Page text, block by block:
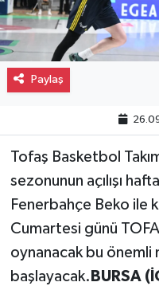
Paylaş
Tofaş Basketbol
sezonunun açılışı
Fenerbahçe Beko ile
Cumartesi günü
oynanacak bu önemli
başlayacak. BURSA
Gayrimenkul
Spor